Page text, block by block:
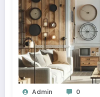
Admin 0